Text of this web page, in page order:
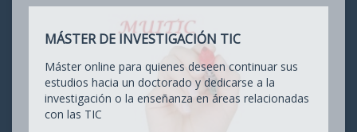
MÁSTER DE INVESTIGACIÓN TIC
Máster online para quienes deseen continuar sus
estudios hacia un doctorado y dedicarse a la
investigación o la enseñanza en áreas relacionadas
con las TIC